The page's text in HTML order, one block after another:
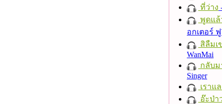
ที่ว่าง
พูดแล้
อกเตอร์
สิลืมเ
WanMai
กลับม
Singer
เราแ
อ๊ะป่า